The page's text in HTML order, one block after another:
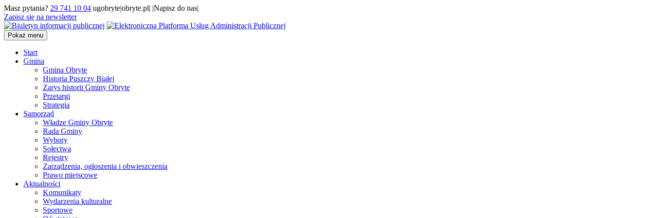
Masz pytania? 29 741 10 04 ugobryte|obryte.pl| |Napisz do nas|
Zapisz się na newsletter
Pokaż menu
Start
Gmina
Gmina Obryte
Historia Puszczy Białej
Zarys historii Gminy Obryte
Przetargi
Strategia
Samorząd
Władze Gminy Obryte
Rada Gminy
Wybory
Sołectwa
Rejestry
Zarządzenia, ogłoszenia i obwieszczenia
Prawo miejscowe
Aktualności
Komunikaty
Wydarzenia kulturalne
Sportowe